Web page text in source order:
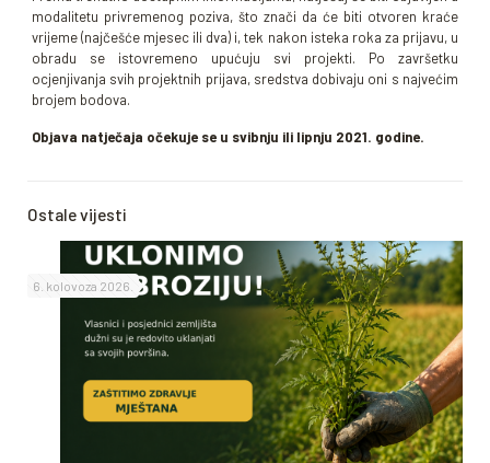
modalitetu privremenog poziva, što znači da će biti otvoren kraće
vrijeme (najčešće mjesec ili dva) i, tek nakon isteka roka za prijavu, u
obradu se istovremeno upućuju svi projekti. Po završetku
ocjenjivanja svih projektnih prijava, sredstva dobivaju oni s najvećim
brojem bodova.
Objava natječaja očekuje se u svibnju ili lipnju 2021. godine.
Ostale vijesti
6. kolovoza 2026.